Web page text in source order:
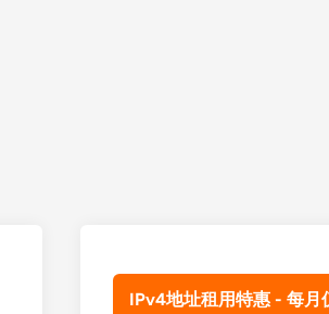
IPv4地址租用特惠 - 每月